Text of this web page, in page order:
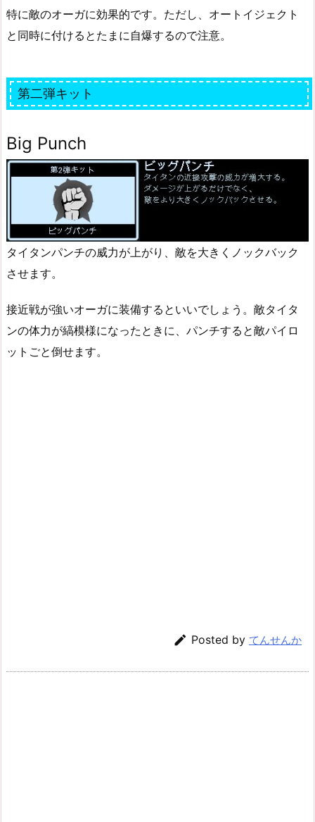
特に敵のオーガに効果的です。ただし、オートイジェクト
と同時に付けるとたまに自爆するので注意。
第二弾キット
Big Punch
タイタンパンチの威力が上がり、敵を大きくノックバック
させます。
接近戦が強いオーガに装備するといいでしょう。敵タイタ
ンの体力が縞模様になったときに、パンチすると敵パイロ
ットごと倒せます。
 Posted by てんせんか